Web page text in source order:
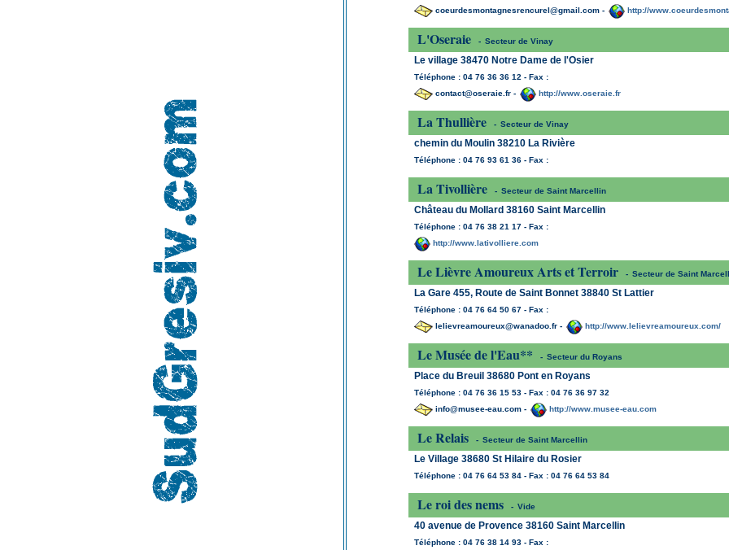
coeurdesmontagnesrencurel@gmail.com -
http://
L'Oseraie - Secteur de Vinay
Le village 38470 Notre Dame de l'Osier
Téléphone : 04 76 36 36 12 - Fax :
contact@oseraie.fr -
http://www.oseraie.fr
La Thullière - Secteur de Vinay
chemin du Moulin 38210 La Rivière
Téléphone : 04 76 93 61 36 - Fax :
La Tivollière - Secteur de Saint Marcellin
Château du Mollard 38160 Saint Marcellin
Téléphone : 04 76 38 21 17 - Fax :
http://www.lativolliere.com
Le Lièvre Amoureux Arts et Terroir - Secteur de Saint
La Gare 455, Route de Saint Bonnet 38840 St Lattier
Téléphone : 04 76 64 50 67 - Fax :
lelievreamoureux@wanadoo.fr -
http://www.lelievreamoureux.com/
Le Musée de l'Eau** - Secteur du Royans
Place du Breuil 38680 Pont en Royans
Téléphone : 04 76 36 15 53 - Fax : 04 76 36 97 32
info@musee-eau.com -
http://www.musee-eau.com
Le Relais - Secteur de Saint Marcellin
Le Village 38680 St Hilaire du Rosier
Téléphone : 04 76 64 53 84 - Fax : 04 76 64 53 84
Le roi des nems - Vide
40 avenue de Provence 38160 Saint Marcellin
Téléphone : 04 76 38 14 93 - Fax :